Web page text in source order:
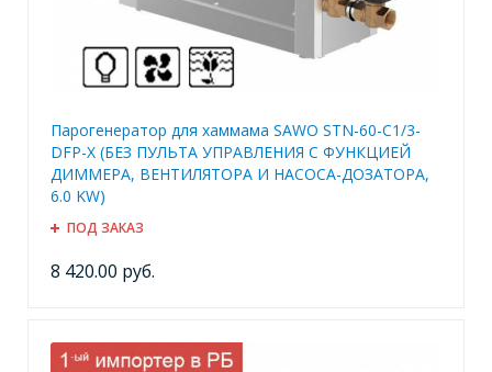
Парогенератор для хаммама SAWO STN-60-C1/3-
DFP-X (БЕЗ ПУЛЬТА УПРАВЛЕНИЯ С ФУНКЦИЕЙ
ДИММЕРА, ВЕНТИЛЯТОРА И НАСОСА-ДОЗАТОРА,
6.0 KW)
ПОД ЗАКАЗ
8 420.00 руб.